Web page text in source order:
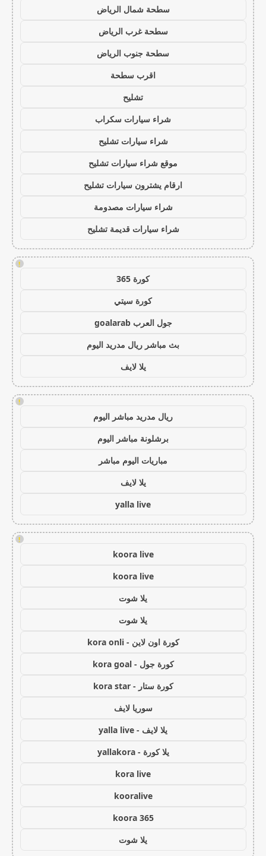
سطحة شمال الرياض
سطحة غرب الرياض
سطحة جنوب الرياض
اقرب سطحة
تشليح
شراء سيارات سكراب
شراء سيارات تشليح
موقع شراء سيارات تشليح
ارقام يشترون سيارات تشليح
شراء سيارات مصدومة
شراء سيارات قديمة تشليح
!
كورة 365
كورة سيتي
جول العرب goalarab
بث مباشر ريال مدريد اليوم
يلا لايف
!
ريال مدريد مباشر اليوم
برشلونة مباشر اليوم
مباريات اليوم مباشر
يلا لايف
yalla live
!
koora live
koora live
يلا شوت
يلا شوت
كورة اون لاين - kora onli
كورة جول - kora goal
كورة ستار - kora star
سوريا لايف
يلا لايف - yalla live
يلا كورة - yallakora
kora live
kooralive
koora 365
يلا شوت